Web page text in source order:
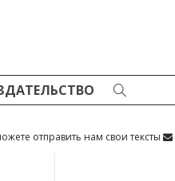
отправить нам свои тексты